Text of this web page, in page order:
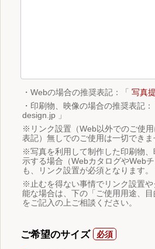
・Webの場合の推奨表記：「 写真
・印刷物、映像の場合の推奨表記
design.jp 」
※リンク設置（Web以外でのご使
表記）無しでのご使用は一切できま
※写真を利用して制作した印刷物
示する場合（WebカタログやWebチ
も、リンク設置が必須となります。
※止むを得ない事情でリンク設置
能な場合は、下の「ご使用用途、
をご記入の上ご相談ください。
ご希望のサイズ